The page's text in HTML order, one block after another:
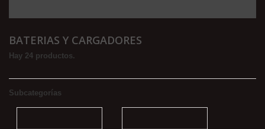
BATERIAS Y CARGADORES
Hay 24 productos.
Subcategorías